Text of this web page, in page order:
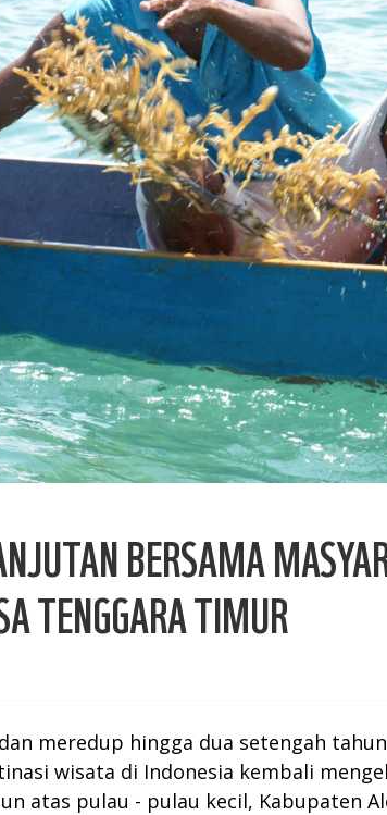
BERSAMA
TENGGARA TIMUR
meredup hingga dua setengah
wisata di Indonesia kembali
atas pulau - pulau kecil, Kabupaten